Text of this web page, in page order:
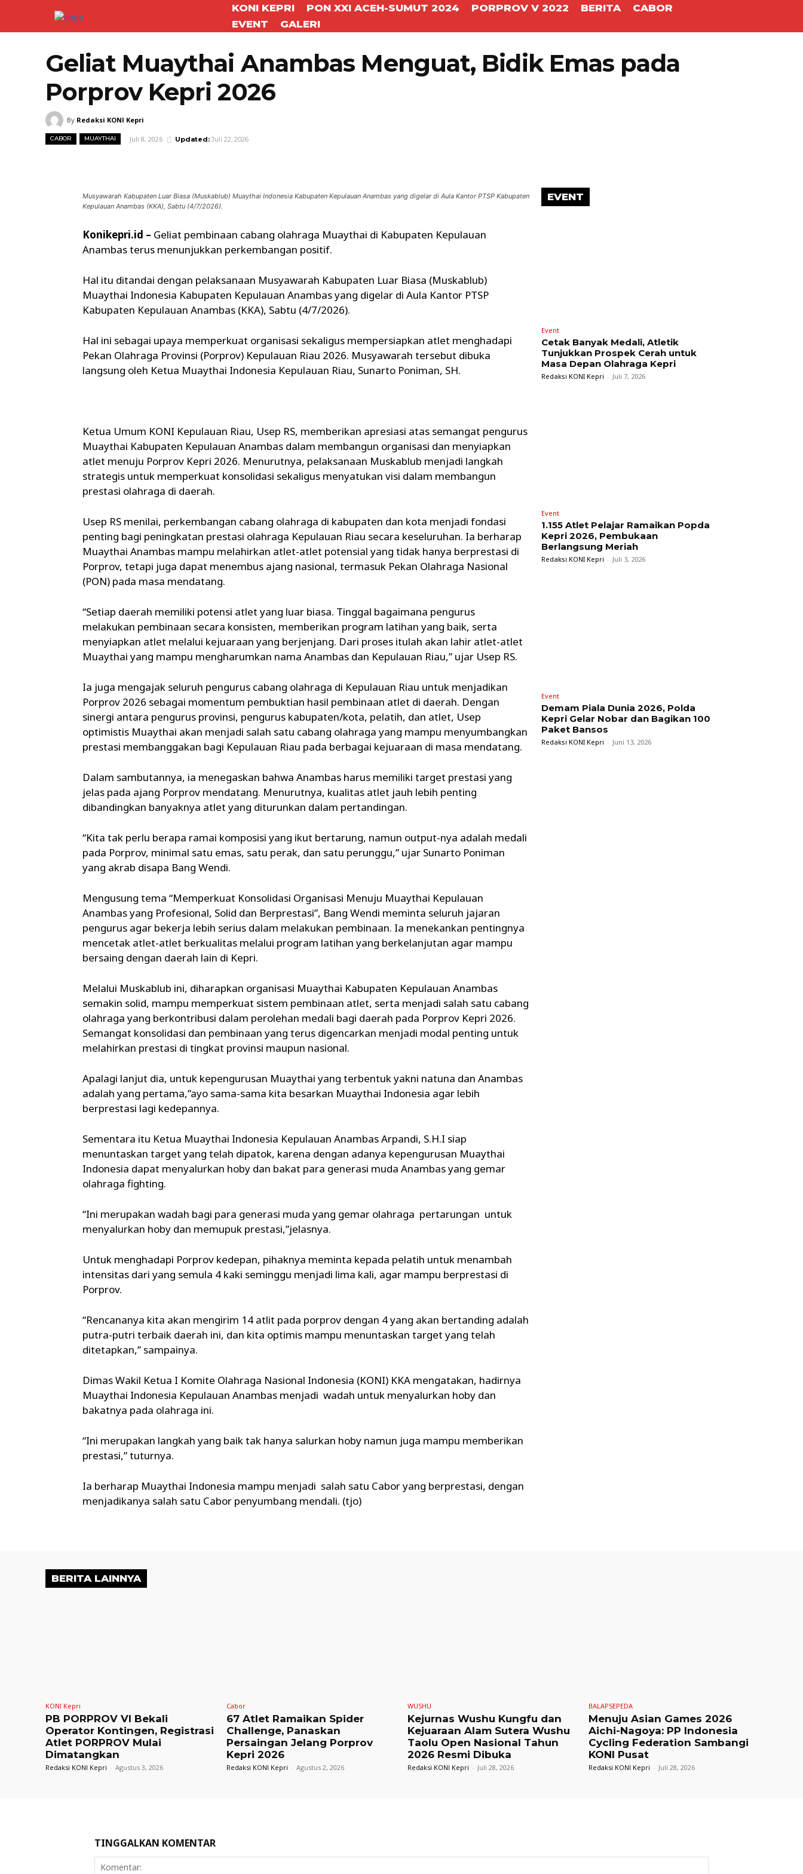
KONI KEPRI PON XXI ACEH-SUMUT 2024 PORPROV V 2022 BERITA
CABOR
EVENT
GALERI
Geliat Muaythai Anambas Menguat, Bidik Emas pada
Porprov Kepri 2026
By Redaksi KONI Kepri
CABOR MUAYTHAI Juli 8, 2026 Updated: Juli 22, 2026
Musyawarah Kabupaten Luar Biasa (Muskablub) Muaythai Indonesia Kabupaten Kepulauan Anambas yang digelar di Aula Kantor PTSP Kabupaten
Kepulauan Anambas (KKA), Sabtu (4/7/2026).
Konikepri.id – Geliat pembinaan cabang olahraga Muaythai di Kabupaten Kepulauan
Anambas terus menunjukkan perkembangan positif.
Hal itu ditandai dengan pelaksanaan Musyawarah Kabupaten Luar Biasa (Muskablub)
Muaythai Indonesia Kabupaten Kepulauan Anambas yang digelar di Aula Kantor PTSP
Kabupaten Kepulauan Anambas (KKA), Sabtu (4/7/2026).
Hal ini sebagai upaya memperkuat organisasi sekaligus mempersiapkan atlet menghadapi
Pekan Olahraga Provinsi (Porprov) Kepulauan Riau 2026. Musyawarah tersebut dibuka
langsung oleh Ketua Muaythai Indonesia Kepulauan Riau, Sunarto Poniman, SH.
Ketua Umum KONI Kepulauan Riau, Usep RS, memberikan apresiasi atas semangat pengurus
Muaythai Kabupaten Kepulauan Anambas dalam membangun organisasi dan menyiapkan
atlet menuju Porprov Kepri 2026. Menurutnya, pelaksanaan Muskablub menjadi langkah
strategis untuk memperkuat konsolidasi sekaligus menyatukan visi dalam membangun
prestasi olahraga di daerah.
Usep RS menilai, perkembangan cabang olahraga di kabupaten dan kota menjadi fondasi
penting bagi peningkatan prestasi olahraga Kepulauan Riau secara keseluruhan. Ia berharap
Muaythai Anambas mampu melahirkan atlet-atlet potensial yang tidak hanya berprestasi di
Porprov, tetapi juga dapat menembus ajang nasional, termasuk Pekan Olahraga Nasional
(PON) pada masa mendatang.
“Setiap daerah memiliki potensi atlet yang luar biasa. Tinggal bagaimana pengurus
melakukan pembinaan secara konsisten, memberikan program latihan yang baik, serta
menyiapkan atlet melalui kejuaraan yang berjenjang. Dari proses itulah akan lahir atlet-atlet
Muaythai yang mampu mengharumkan nama Anambas dan Kepulauan Riau,” ujar Usep RS.
Ia juga mengajak seluruh pengurus cabang olahraga di Kepulauan Riau untuk menjadikan
Porprov 2026 sebagai momentum pembuktian hasil pembinaan atlet di daerah. Dengan
sinergi antara pengurus provinsi, pengurus kabupaten/kota, pelatih, dan atlet, Usep
optimistis Muaythai akan menjadi salah satu cabang olahraga yang mampu menyumbangkan
prestasi membanggakan bagi Kepulauan Riau pada berbagai kejuaraan di masa mendatang.
Dalam sambutannya, ia menegaskan bahwa Anambas harus memiliki target prestasi yang
jelas pada ajang Porprov mendatang. Menurutnya, kualitas atlet jauh lebih penting
dibandingkan banyaknya atlet yang diturunkan dalam pertandingan.
“Kita tak perlu berapa ramai komposisi yang ikut bertarung, namun output-nya adalah medali
pada Porprov, minimal satu emas, satu perak, dan satu perunggu,” ujar Sunarto Poniman
yang akrab disapa Bang Wendi.
Mengusung tema “Memperkuat Konsolidasi Organisasi Menuju Muaythai Kepulauan
Anambas yang Profesional, Solid dan Berprestasi”, Bang Wendi meminta seluruh jajaran
pengurus agar bekerja lebih serius dalam melakukan pembinaan. Ia menekankan pentingnya
mencetak atlet-atlet berkualitas melalui program latihan yang berkelanjutan agar mampu
bersaing dengan daerah lain di Kepri.
Melalui Muskablub ini, diharapkan organisasi Muaythai Kabupaten Kepulauan Anambas
semakin solid, mampu memperkuat sistem pembinaan atlet, serta menjadi salah satu cabang
olahraga yang berkontribusi dalam perolehan medali bagi daerah pada Porprov Kepri 2026.
Semangat konsolidasi dan pembinaan yang terus digencarkan menjadi modal penting untuk
melahirkan prestasi di tingkat provinsi maupun nasional.
Apalagi lanjut dia, untuk kepengurusan Muaythai yang terbentuk yakni natuna dan Anambas
adalah yang pertama,”ayo sama-sama kita besarkan Muaythai Indonesia agar lebih
berprestasi lagi kedepannya.
Sementara itu Ketua Muaythai Indonesia Kepulauan Anambas Arpandi, S.H.I siap
menuntaskan target yang telah dipatok, karena dengan adanya kepengurusan Muaythai
Indonesia dapat menyalurkan hoby dan bakat para generasi muda Anambas yang gemar
olahraga fighting.
“Ini merupakan wadah bagi para generasi muda yang gemar olahraga pertarungan untuk
menyalurkan hoby dan memupuk prestasi,”jelasnya.
Untuk menghadapi Porprov kedepan, pihaknya meminta kepada pelatih untuk menambah
intensitas dari yang semula 4 kaki seminggu menjadi lima kali, agar mampu berprestasi di
Porprov.
“Rencananya kita akan mengirim 14 atlit pada porprov dengan 4 yang akan bertanding adalah
putra-putri terbaik daerah ini, dan kita optimis mampu menuntaskan target yang telah
ditetapkan,” sampainya.
Dimas Wakil Ketua I Komite Olahraga Nasional Indonesia (KONI) KKA mengatakan, hadirnya
Muaythai Indonesia Kepulauan Anambas menjadi wadah untuk menyalurkan hoby dan
bakatnya pada olahraga ini.
“Ini merupakan langkah yang baik tak hanya salurkan hoby namun juga mampu memberikan
prestasi,” tuturnya.
Ia berharap Muaythai Indonesia mampu menjadi salah satu Cabor yang berprestasi, dengan
menjadikanya salah satu Cabor penyumbang mendali. (tjo)
EVENT
Event
Cetak Banyak Medali, Atletik
Tunjukkan Prospek Cerah untuk
Masa Depan Olahraga Kepri
Redaksi KONI Kepri - Juli 7, 2026
Event
1.155 Atlet Pelajar Ramaikan Popda
Kepri 2026, Pembukaan
Berlangsung Meriah
Redaksi KONI Kepri - Juli 3, 2026
Event
Demam Piala Dunia 2026, Polda
Kepri Gelar Nobar dan Bagikan 100
Paket Bansos
Redaksi KONI Kepri - Juni 13, 2026
BERITA LAINNYA
KONI Kepri
PB PORPROV VI Bekali
Operator Kontingen, Registrasi
Atlet PORPROV Mulai
Dimatangkan
Redaksi KONI Kepri - Agustus 3, 2026
Cabor
67 Atlet Ramaikan Spider
Challenge, Panaskan
Persaingan Jelang Porprov
Kepri 2026
Redaksi KONI Kepri - Agustus 2, 2026
WUSHU
Kejurnas Wushu Kungfu dan
Kejuaraan Alam Sutera Wushu
Taolu Open Nasional Tahun
2026 Resmi Dibuka
Redaksi KONI Kepri - Juli 28, 2026
BALAPSEPEDA
Menuju Asian Games 2026
Aichi-Nagoya: PP Indonesia
Cycling Federation Sambangi
KONI Pusat
Redaksi KONI Kepri - Juli 28, 2026
TINGGALKAN KOMENTAR